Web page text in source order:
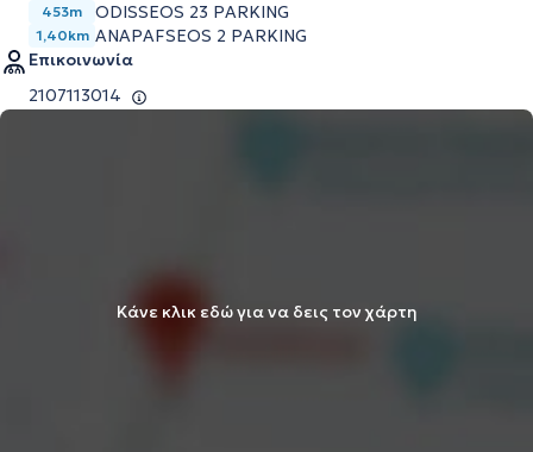
453m ODISSEOS 23 PARKING
1,40km ANAPAFSEOS 2 PARKING
Επικοινωνία
2107113014
Κάνε κλικ εδώ για να δεις τον χάρτη